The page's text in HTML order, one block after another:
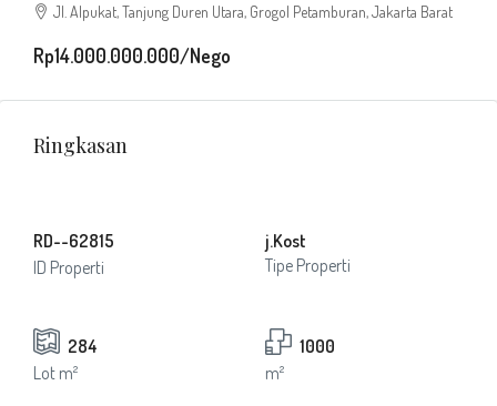
Jl. Alpukat, Tanjung Duren Utara, Grogol Petamburan, Jakarta Barat
Rp14.000.000.000/Nego
Ringkasan
RD--62815
ID Properti
j.Kost
Tipe Properti
284
Lot m²
1000
m²